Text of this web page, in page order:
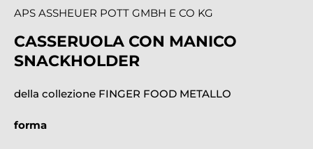
APS ASSHEUER POTT GMBH E CO KG
CASSERUOLA CON MANICO
SNACKHOLDER
della collezione FINGER FOOD METALLO
forma